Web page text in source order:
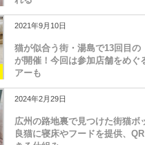
2021年9月10日
猫が似合う街・湯島で13回目の
が開催！今回は参加店舗をめぐ
アーも
2024年2月29日
広州の路地裏で見つけた街猫ボ
良猫に寝床やフードを提供、